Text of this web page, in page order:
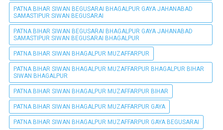
PATNA BIHAR SIWAN BEGUSARAI BHAGALPUR GAYA JAHANABAD
SAMASTIPUR SIWAN BEGUSARAI
PATNA BIHAR SIWAN BEGUSARAI BHAGALPUR GAYA JAHANABAD
SAMASTIPUR SIWAN BEGUSARAI BHAGALPUR
PATNA BIHAR SIWAN BHAGALPUR MUZAFFARPUR
PATNA BIHAR SIWAN BHAGALPUR MUZAFFARPUR BHAGALPUR BIHAR
SIWAN BHAGALPUR
PATNA BIHAR SIWAN BHAGALPUR MUZAFFARPUR BIHAR
PATNA BIHAR SIWAN BHAGALPUR MUZAFFARPUR GAYA
PATNA BIHAR SIWAN BHAGALPUR MUZAFFARPUR GAYA BEGUSARAI